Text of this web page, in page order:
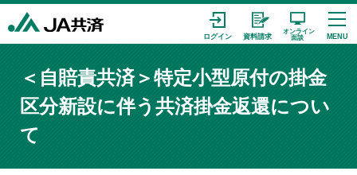
＜自賠責共済＞特定小型原付の掛金
区分新設に伴う共済掛金返還につい
て